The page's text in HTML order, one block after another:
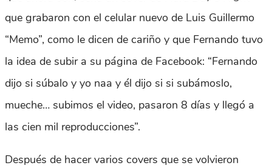
que grabaron con el celular nuevo de Luis Guillermo
“Memo”, como le dicen de cariño y que Fernando tuvo
la idea de subir a su página de Facebook: “Fernando
dijo si súbalo y yo naa y él dijo si si subámoslo,
mueche… subimos el video, pasaron 8 días y llegó a
las cien mil reproducciones”.
Después de hacer varios covers que se volvieron